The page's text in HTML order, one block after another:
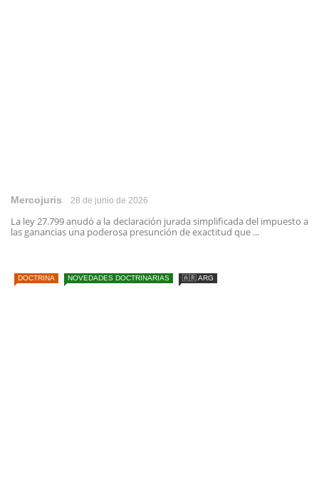
Mercojuris 28 de junio de 2026
La ley 27.799 anudó a la declaración jurada simplificada del impuesto a
las ganancias una poderosa presunción de exactitud que ...
DOCTRINA NOVEDADES DOCTRINARIAS 🇦🇷 ARG